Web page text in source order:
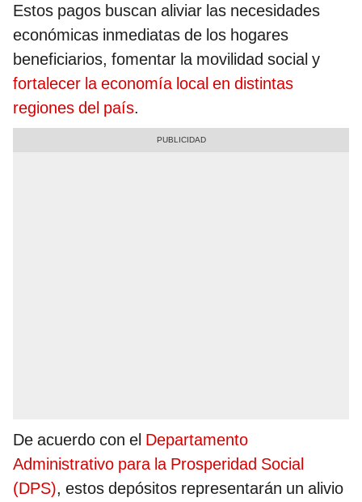
Estos pagos buscan aliviar las necesidades
económicas inmediatas de los hogares
beneficiarios, fomentar la movilidad social y
fortalecer la economía local en distintas
regiones del país.
De acuerdo con el Departamento
Administrativo para la Prosperidad Social
(DPS), estos depósitos representarán un alivio